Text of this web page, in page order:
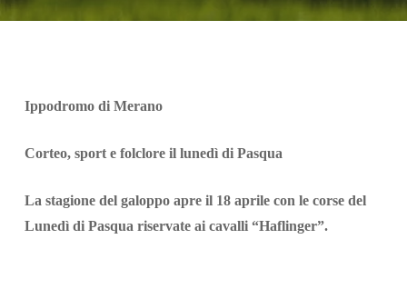
Ippodromo di Merano
Corteo, sport e folclore il lunedì di Pasqua
La stagione del galoppo apre il 18 aprile con le corse del
Lunedì di Pasqua riservate ai cavalli “Haflinger”.